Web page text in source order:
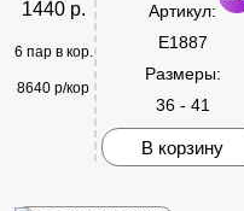
1440 р.
6 пар в кор.
8640 р/кор
Артикул:
E1887
Размеры:
36 - 41
В корзину